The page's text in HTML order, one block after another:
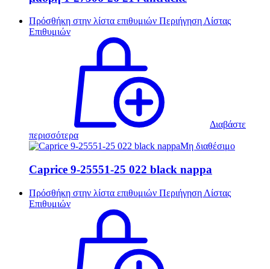
Πρόσθήκη στην λίστα επιθυμιών Περιήγηση Λίστας
Επιθυμιών
Διαβάστε
περισσότερα
Μη διαθέσιμο
Caprice 9-25551-25 022 black nappa
Πρόσθήκη στην λίστα επιθυμιών Περιήγηση Λίστας
Επιθυμιών